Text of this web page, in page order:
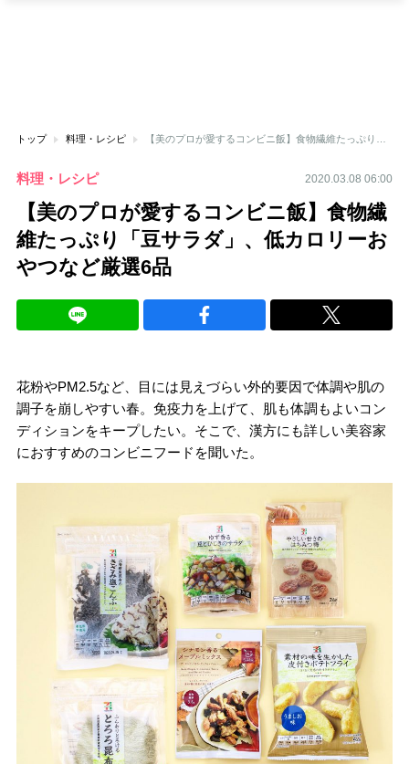
トップ 料理・レシピ
料理・レシピ 2020.03.08 06:00
【美のプロが愛するコンビニ飯】食物繊
維たっぷり「豆サラダ」、低カロリーお
やつなど厳選6品
花粉やPM2.5など、目には見えづらい外的要因で体調や肌の
調子を崩しやすい春。免疫力を上げて、肌も体調もよいコン
ディションをキープしたい。そこで、漢方にも詳しい美容家
におすすめのコンビニフードを聞いた。